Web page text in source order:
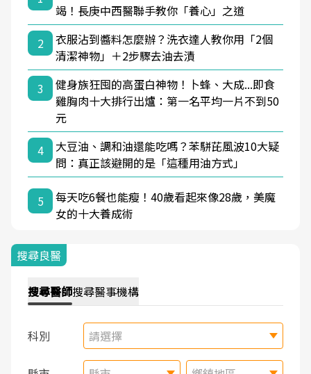
竭！長庚中西醫聯手教你「養心」之道
2
衣服沾到醬料怎麼辦？洗衣達人教你用「2個
清潔神物」＋2步驟去油去漬
3
健身族狂囤的高蛋白神物！卜蜂、大成...即食
雞胸肉十大排行出爐：第一名平均一片不到50
元
4
大豆油、調和油還能吃嗎？苯駢芘風波10大疑
問：真正該避開的是「這種用油方式」
5
每天吃6餐也能瘦！40歲看起來像28歲，美魔
女的十大養成術
搜尋良醫
搜尋醫師搜尋醫事機構
科別 請選擇